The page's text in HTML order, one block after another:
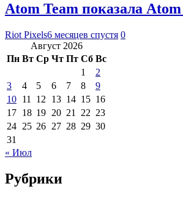
Atom Team показала
Riot Pixels6 месяцев спустя 0
Август 2026
Пн Вт Ср Чт Пт Сб Вс
1
2
3
4 5 6 7 8
9
10 11 12 13 14 15 16
17 18 19 20 21 22 23
24 25 26 27 28 29 30
31
« Июл
Рубрики